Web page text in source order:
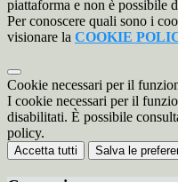
piattaforma e non è possibile
Per conoscere quali sono i
visionare la COOKIE
Cookie necessari per il
I cookie necessari per il
disabilitati. È possibile
policy.
Accetta tutti Salva le